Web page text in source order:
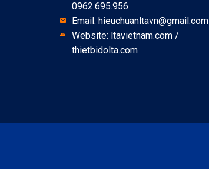
0962.695.956
Email: hieuchuanltavn@gmail.com
Website: ltavietnam.com /
thietbidolta.com